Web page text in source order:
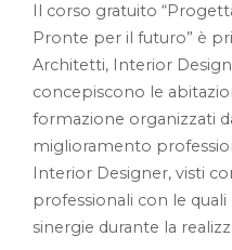
Il corso gratuito
Pronte per il futuro” è
Architetti, Interior
concepiscono le
formazione organizzati
miglioramento
Interior Designer, visti
professionali con le
sinergie durante la